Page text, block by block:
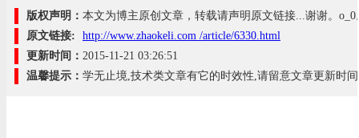
版权声明： 本文为博主原创文章，转载请声明原文链接...谢谢。o_0
原文链接:
http://www.zhaokeli.com /article/6330.html
更新时间： 2015-11-21 03:26:51
温馨提示： 学无止境,技术类文章有它的时效性,请留意文章更新时